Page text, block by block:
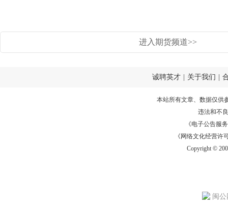
进入期货频道>>
诚聘英才 关于我们
本站所有文章、数据仅供
违法和不
《电子公告服务
《网络文化经营许
Copyright ©
闽公